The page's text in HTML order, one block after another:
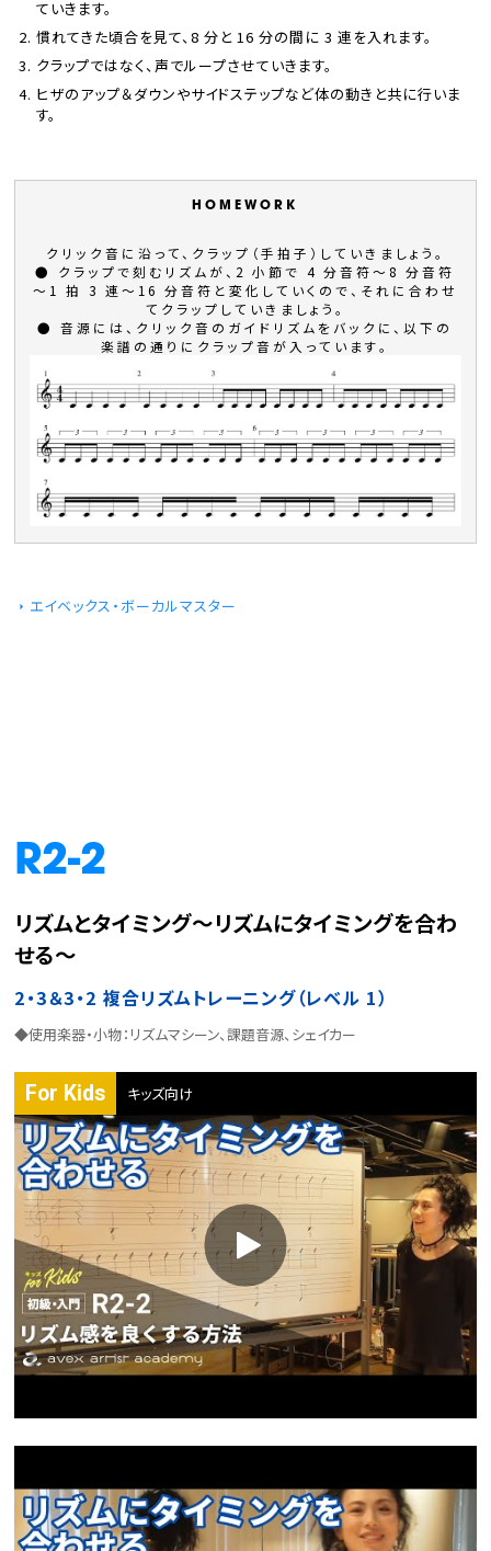
ていきます。
慣れてきた頃合を見て、8 分と 16 分の間に 3 連を入れます。
クラップではなく、声でループさせていきます。
ヒザのアップ＆ダウンやサイドステップなど体の動きと共に行いま
す。
クリック音に沿って、クラップ（手拍子）していきましょう。
● クラップで刻むリズムが、2 小節で 4 分音符～8 分音符
～1 拍 3 連～16 分音符と変化していくので、それに合わせ
てクラップしていきましょう。
● 音源には、クリック音のガイドリズムをバックに、以下の
楽譜の通りにクラップ音が入っています。
エイベックス・ボーカルマスター
R2-2
リズムとタイミング～リズムにタイミングを合わ
せる～
2・3＆3・2 複合リズムトレーニング（レベル 1）
◆使用楽器・小物：リズムマシーン、課題音源、シェイカー
For Kids キッズ向け